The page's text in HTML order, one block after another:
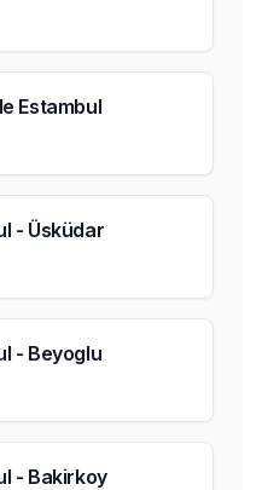
Estambul
- Üsküdar
- Beyoglu
- Bakirkoy